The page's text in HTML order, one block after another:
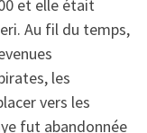
et elle était
Au fil du temps,
les
vers les
fut abandonnée